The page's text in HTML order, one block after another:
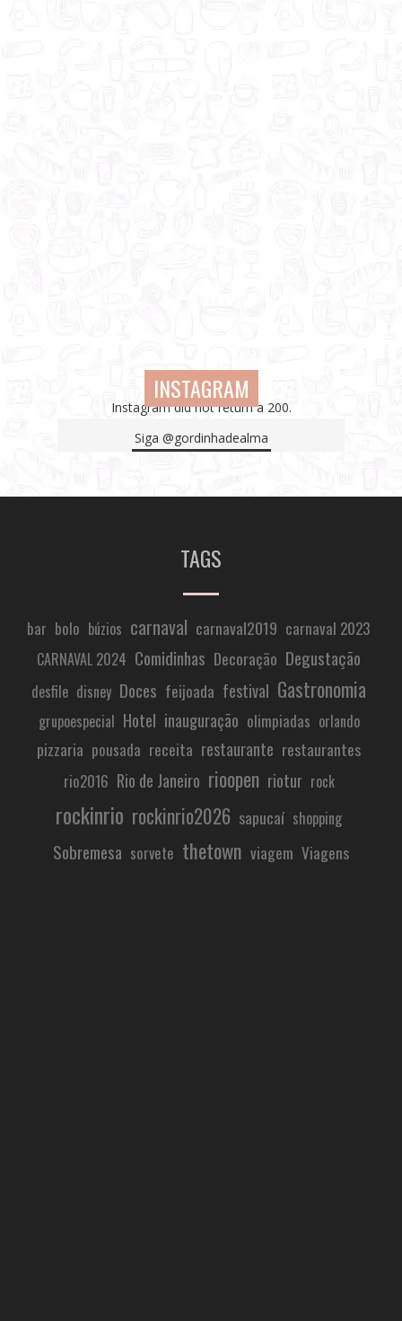
INSTAGRAM
Instagram did not return a 200.
Siga @gordinhadealma
TAGS
bar bolo búzios carnaval carnaval2019 carnaval 2023
CARNAVAL 2024 Comidinhas Decoração Degustação
desfile disney Doces feijoada festival Gastronomia
grupoespecial Hotel inauguração olimpiadas orlando
pizzaria pousada receita restaurante restaurantes
rio2016 Rio de Janeiro rioopen riotur rock
rockinrio rockinrio2026 sapucaí shopping
Sobremesa sorvete thetown viagem Viagens